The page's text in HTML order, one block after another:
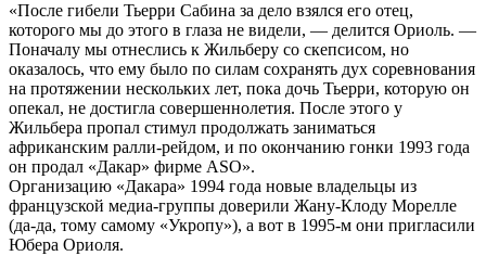
«После гибели Тьерри Сабина за дело взялся его отец,
которого мы до этого в глаза не видели, — делится Ориоль. —
Поначалу мы отнеслись к Жильберу со скепсисом, но
оказалось, что ему было по силам сохранять дух соревнования
на протяжении нескольких лет, пока дочь Тьерри, которую он
опекал, не достигла совершеннолетия. После этого у
Жильбера пропал стимул продолжать заниматься
африканским ралли-рейдом, и по окончанию гонки 1993 года
он продал «Дакар» фирме ASO».
Организацию «Дакара» 1994 года новые владельцы из
французской медиа-группы доверили Жану-Клоду Морелле
(да-да, тому самому «Укропу»), а вот в 1995-м они пригласили
Юбера Ориоля.